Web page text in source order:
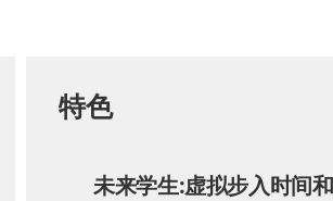
特色
未来学生:虚拟步入时间